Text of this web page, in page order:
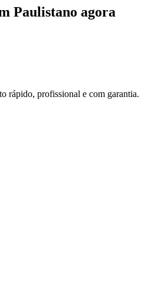
Paulistano agora
rápido, profissional e com garantia.